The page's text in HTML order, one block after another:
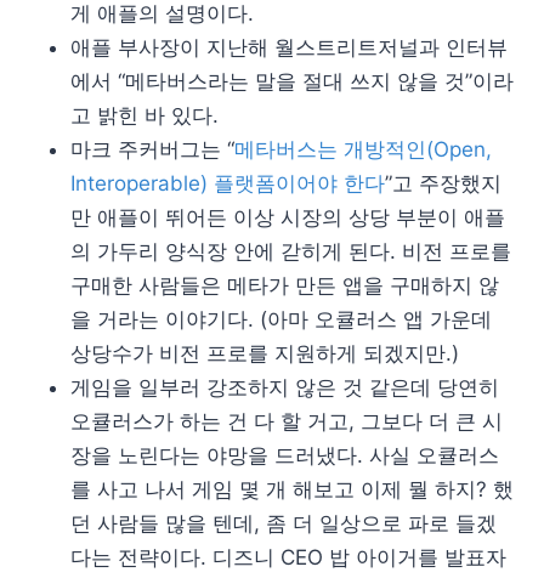
게 애플의 설명이다.
애플 부사장이 지난해 월스트리트저널과 인터뷰
에서 “메타버스라는 말을 절대 쓰지 않을 것”이라
고 밝힌 바 있다.
마크 주커버그는 “메타버스는 개방적인(Open,
Interoperable) 플랫폼이어야 한다”고 주장했지
만 애플이 뛰어든 이상 시장의 상당 부분이 애플
의 가두리 양식장 안에 갇히게 된다. 비전 프로를
구매한 사람들은 메타가 만든 앱을 구매하지 않
을 거라는 이야기다. (아마 오큘러스 앱 가운데
상당수가 비전 프로를 지원하게 되겠지만.)
게임을 일부러 강조하지 않은 것 같은데 당연히
오큘러스가 하는 건 다 할 거고, 그보다 더 큰 시
장을 노린다는 야망을 드러냈다. 사실 오큘러스
를 사고 나서 게임 몇 개 해보고 이제 뭘 하지? 했
던 사람들 많을 텐데, 좀 더 일상으로 파로 들겠
다는 전략이다. 디즈니 CEO 밥 아이거를 발표자